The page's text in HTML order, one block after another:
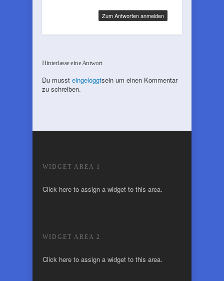
Zum Antworten anmelden
Hinterlasse eine Antwort
Du musst eingeloggtsein um einen Kommentar
zu schreiben.
WIDGET AREA 1
Click here to assign a widget to this area.
WIDGET AREA 2
Click here to assign a widget to this area.